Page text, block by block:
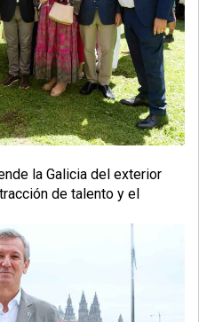
la Galicia del exterior
de talento y el